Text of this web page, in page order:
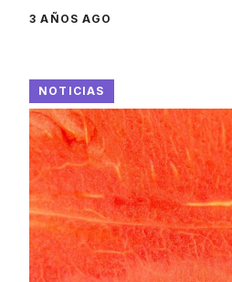
3 AÑOS AGO
NOTICIAS